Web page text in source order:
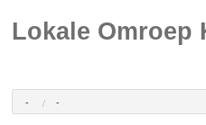
Lokale Omroep
- -